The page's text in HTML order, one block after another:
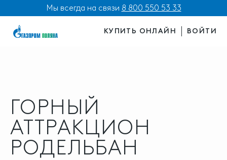
Мы всегда на связи 8 800 550 53 33
КУПИТЬ ОНЛАЙН ВОЙТИ
ГОРНЫЙ
АТТРАКЦИОН
РОДЕЛЬБАН